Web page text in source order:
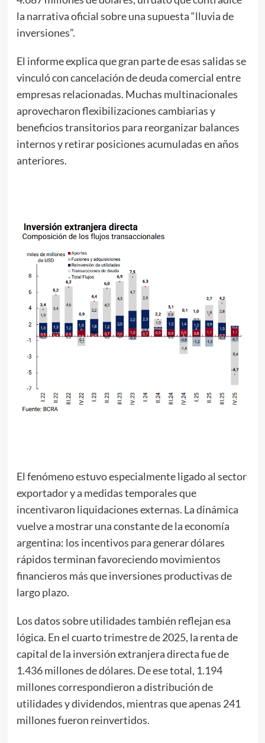
la narrativa oficial sobre una supuesta “lluvia de
inversiones”.
El informe explica que gran parte de esas salidas se
vinculó con cancelación de deuda comercial entre
empresas relacionadas. Muchas multinacionales
aprovecharon flexibilizaciones cambiarias y
beneficios transitorios para reorganizar balances
internos y retirar posiciones acumuladas en años
anteriores.
El fenómeno estuvo especialmente ligado al sector
exportador y a medidas temporales que
incentivaron liquidaciones externas. La dinámica
vuelve a mostrar una constante de la economía
argentina: los incentivos para generar dólares
rápidos terminan favoreciendo movimientos
financieros más que inversiones productivas de
largo plazo.
Los datos sobre utilidades también reflejan esa
lógica. En el cuarto trimestre de 2025, la renta de
capital de la inversión extranjera directa fue de
1.436 millones de dólares. De ese total, 1.194
millones correspondieron a distribución de
utilidades y dividendos, mientras que apenas 241
millones fueron reinvertidos.